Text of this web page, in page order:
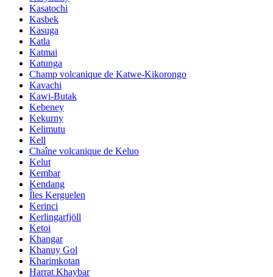
Kasatochi
Kasbek
Kasuga
Katla
Katmai
Katunga
Champ volcanique de Katwe-Kikorongo
Kavachi
Kawi-Butak
Kebeney
Kekurny
Kelimutu
Kell
Chaîne volcanique de Keluo
Kelut
Kembar
Kendang
Îles Kerguelen
Kerinci
Kerlingarfjöll
Ketoi
Khangar
Khanuy Gol
Kharimkotan
Harrat Khaybar